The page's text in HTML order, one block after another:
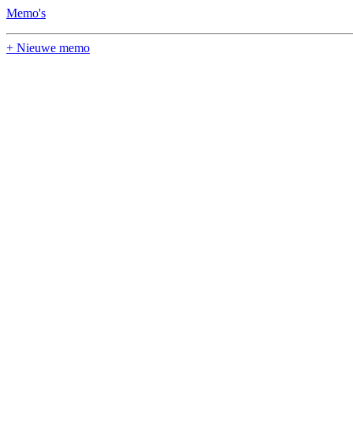
Memo's
+ Nieuwe memo